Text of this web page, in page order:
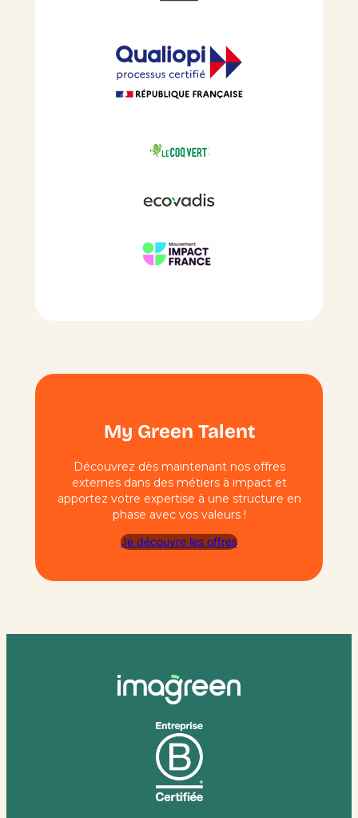
My Green Talent
Découvrez dès maintenant nos offres
externes dans des métiers à impact et
apportez votre expertise à une structure en
phase avec vos valeurs !
Je découvre les offres